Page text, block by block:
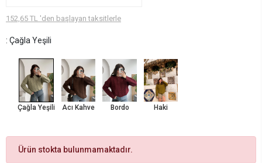
152,65 TL 'den başlayan taksitlerle
: Çağla Yeşili
Çağla Yeşili Acı Kahve Bordo Haki
Ürün stokta bulunmamaktadır.